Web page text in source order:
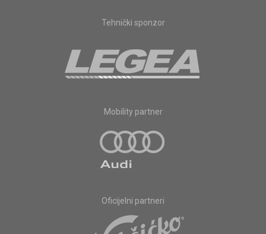
Tehnički sponzor
Mobility partner
Oficijelni partneri